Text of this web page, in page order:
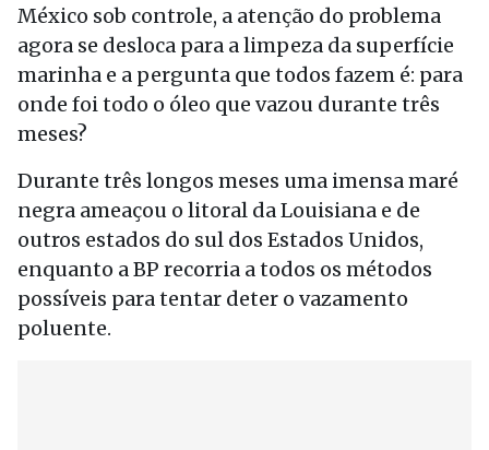
México sob controle, a atenção do problema
agora se desloca para a limpeza da superfície
marinha e a pergunta que todos fazem é: para
onde foi todo o óleo que vazou durante três
meses?
Durante três longos meses uma imensa maré
negra ameaçou o litoral da Louisiana e de
outros estados do sul dos Estados Unidos,
enquanto a BP recorria a todos os métodos
possíveis para tentar deter o vazamento
poluente.